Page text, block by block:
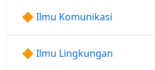
🔶 Ilmu Komunikasi
🔶 Ilmu Lingkungan